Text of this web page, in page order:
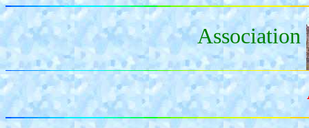
Association